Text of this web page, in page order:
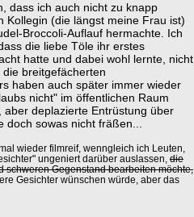
dass ich auch nicht zu knapp
Kollegin (die längst meine Frau ist)
Broccoli-Auflauf hermachte. Ich
die liebe Töle ihr erstes
hatte und dabei wohl lernte, nicht
breitgefächerten
haben auch später immer wieder
nicht" im öffentlichen Raum
deplazierte Entrüstung über
sowas nicht fräßen...
wieder filmreif, wenngleich ich Leuten,
ungeniert darüber auslassen, die
schweren Gegenstand bearbeiten möchte,
Gesichter wünschen würde, aber das